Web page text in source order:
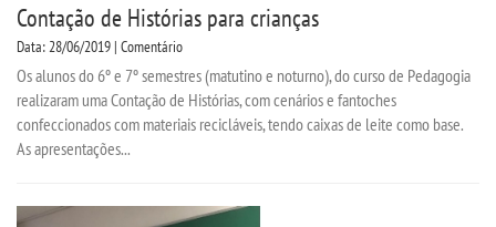
Contação de Histórias para crianças
Data: 28/06/2019 | Comentário
Os alunos do 6º e 7º semestres (matutino e noturno), do curso de Pedagogia
realizaram uma Contação de Histórias, com cenários e fantoches
confeccionados com materiais recicláveis, tendo caixas de leite como base.
As apresentações...